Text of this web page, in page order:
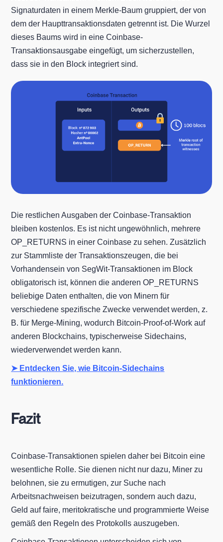
Signaturdaten in einem Merkle-Baum gruppiert, der von
dem der Haupttransaktionsdaten getrennt ist. Die Wurzel
dieses Baums wird in eine Coinbase-
Transaktionsausgabe eingefügt, um sicherzustellen,
dass sie in den Block integriert sind.
Die restlichen Ausgaben der Coinbase-Transaktion
bleiben kostenlos. Es ist nicht ungewöhnlich, mehrere
OP_RETURNS in einer Coinbase zu sehen. Zusätzlich
zur Stammliste der Transaktionszeugen, die bei
Vorhandensein von SegWit-Transaktionen im Block
obligatorisch ist, können die anderen OP_RETURNS
beliebige Daten enthalten, die von Minern für
verschiedene spezifische Zwecke verwendet werden, z.
B. für Merge-Mining, wodurch Bitcoin-Proof-of-Work auf
anderen Blockchains, typischerweise Sidechains,
wiederverwendet werden kann.
➤ Entdecken Sie, wie Bitcoin-Sidechains
funktionieren.
Fazit
Coinbase-Transaktionen spielen daher bei Bitcoin eine
wesentliche Rolle. Sie dienen nicht nur dazu, Miner zu
belohnen, sie zu ermutigen, zur Suche nach
Arbeitsnachweisen beizutragen, sondern auch dazu,
Geld auf faire, meritokratische und programmierte Weise
gemäß den Regeln des Protokolls auszugeben.